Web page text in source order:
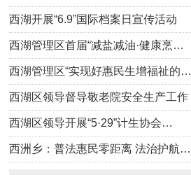
西湖开展“6.9”国际档案日宣传活动
西湖管理区首届“减盐减油·健康烹…
西湖管理区“实现好惠民生增福祉的…
西湖区领导督导敬老院安全生产工作
西湖区领导开展“5·29”计生协会…
西洲乡：普法惠民零距离 法治护航…